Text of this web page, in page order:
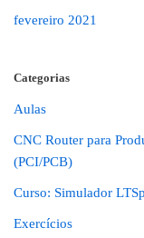
fevereiro 2021
Categorias
Aulas
CNC Router para
(PCI/PCB)
Curso: Simulador
Exercícios